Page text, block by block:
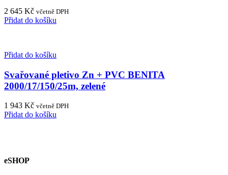
2 645 Kč včetně DPH
Přidat do košíku
Přidat do košíku
Svařované pletivo Zn + PVC BENITA
2000/17/150/25m, zelené
1 943 Kč včetně DPH
Přidat do košíku
eSHOP